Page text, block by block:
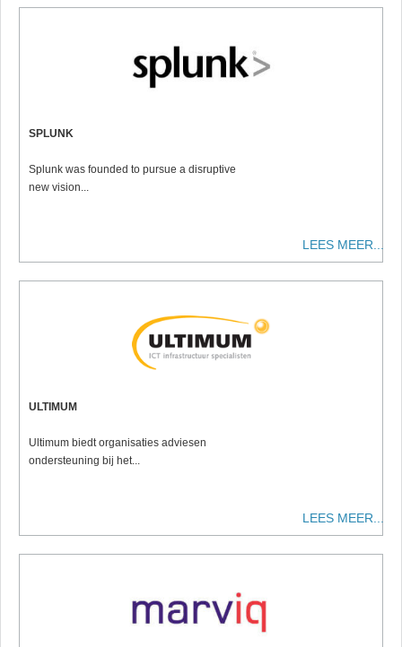
SPLUNK
Splunk was founded to pursue a disruptive
new vision...
LEES MEER...
ULTIMUM
Ultimum biedt organisaties adviesen
ondersteuning bij het...
LEES MEER...